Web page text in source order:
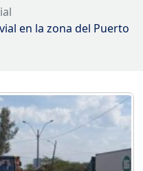
en la zona del Puerto